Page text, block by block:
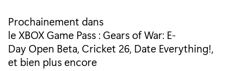
k
e
t
é
g
o
Prochainement dans
le XBOX Game Pass : Gears of War: E-
Day Open Beta, Cricket 26, Date Everything!,
et bien plus encore